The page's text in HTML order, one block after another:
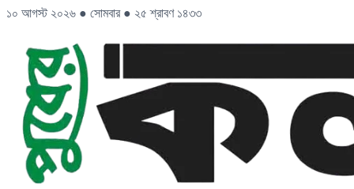
১০ আগস্ট ২০২৬ ● সোমবার ● ২৫ শ্রাবণ ১৪৩৩